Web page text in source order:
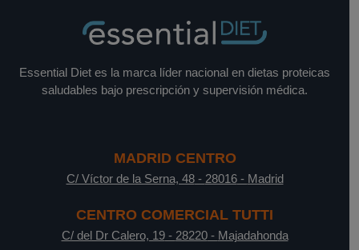
Essential Diet es la marca líder nacional en dietas proteicas
saludables bajo prescripción y supervisión médica.
MADRID CENTRO
C/ Víctor de la Serna, 48- 28016- Madrid
CENTRO COMERCIAL TUTTI
C/ del Dr Calero, 19- 28220- Majadahonda